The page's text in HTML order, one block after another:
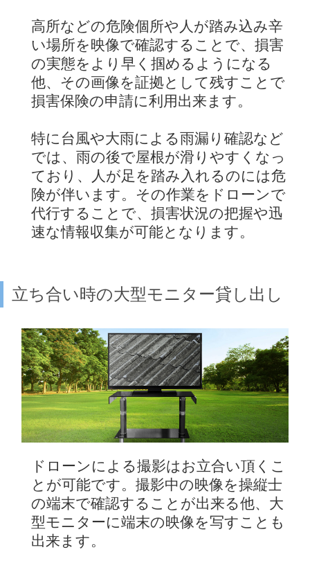
高所などの危険個所や人が踏み込み辛
い場所を映像で確認することで、損害
の実態をより早く掴めるようになる
他、その画像を証拠として残すことで
損害保険の申請に利用出来ます。
特に台風や大雨による雨漏り確認など
では、雨の後で屋根が滑りやすくなっ
ており、人が足を踏み入れるのには危
険が伴います。その作業をドローンで
代行することで、損害状況の把握や迅
速な情報収集が可能となります。
立ち合い時の大型モニター貸し出し
ドローンによる撮影はお立合い頂くこ
とが可能です。撮影中の映像を操縦士
の端末で確認することが出来る他、大
型モニターに端末の映像を写すことも
出来ます。